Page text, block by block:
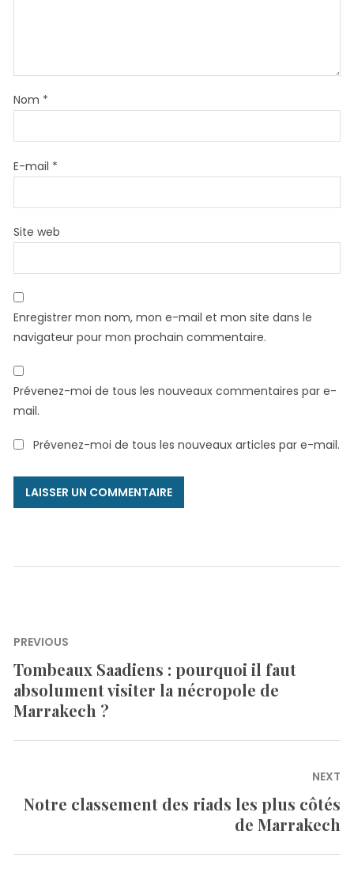
Nom *
E-mail *
Site web
Enregistrer mon nom, mon e-mail et mon site dans le
navigateur pour mon prochain commentaire.
Prévenez-moi de tous les nouveaux commentaires par e-
mail.
Prévenez-moi de tous les nouveaux articles par e-mail.
Navigation
de
l’article
PREVIOUS
Previous
post:
Tombeaux Saadiens : pourquoi il faut
absolument visiter la nécropole de
Marrakech ?
NEXT
Next
Notre classement des riads les plus côtés
de Marrakech